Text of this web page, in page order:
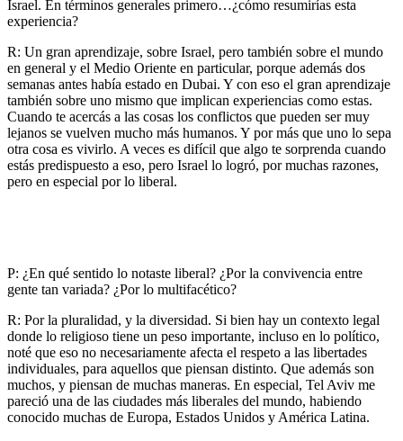
Israel. En términos generales primero…¿cómo resumirías esta
experiencia?
R: Un gran aprendizaje, sobre Israel, pero también sobre el mundo
en general y el Medio Oriente en particular, porque además dos
semanas antes había estado en Dubai. Y con eso el gran aprendizaje
también sobre uno mismo que implican experiencias como estas.
Cuando te acercás a las cosas los conflictos que pueden ser muy
lejanos se vuelven mucho más humanos. Y por más que uno lo sepa
otra cosa es vivirlo. A veces es difícil que algo te sorprenda cuando
estás predispuesto a eso, pero Israel lo logró, por muchas razones,
pero en especial por lo liberal.
P: ¿En qué sentido lo notaste liberal? ¿Por la convivencia entre
gente tan variada? ¿Por lo multifacético?
R: Por la pluralidad, y la diversidad. Si bien hay un contexto legal
donde lo religioso tiene un peso importante, incluso en lo político,
noté que eso no necesariamente afecta el respeto a las libertades
individuales, para aquellos que piensan distinto. Que además son
muchos, y piensan de muchas maneras. En especial, Tel Aviv me
pareció una de las ciudades más liberales del mundo, habiendo
conocido muchas de Europa, Estados Unidos y América Latina.